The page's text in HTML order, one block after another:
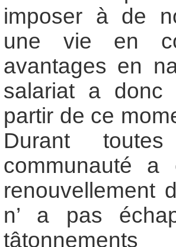
imposer à de
une vie en
avantages en
salariat a
partir de ce
Durant
communauté a
renouvellement
n’ a pas